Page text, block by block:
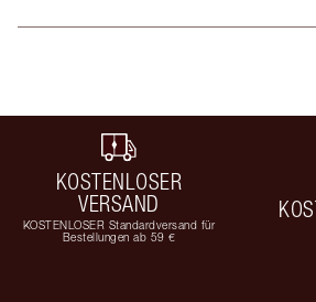
KOSTENLOSER
VERSAND
KOSTENLOSER Standardversand für
Bestellungen ab 59 €